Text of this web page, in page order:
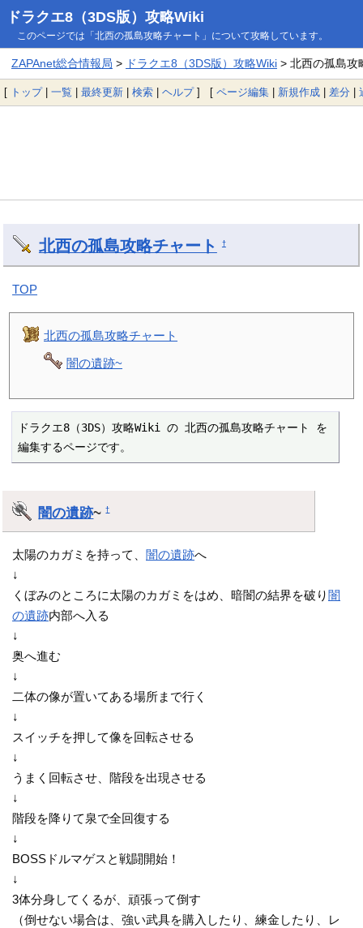
ドラクエ8（3DS版）攻略Wiki
このページでは「北西の孤島攻略チャート」について攻略しています。
ZAPAnet総合情報局 > ドラクエ8（3DS版）攻略Wiki> 北西の孤島攻
[ トップ| 一覧 | 最終更新 | 検索 | ヘルプ] [ ページ編集 | 新規作成 | 差分 |
北西の孤島攻略チャート †
TOP
北西の孤島攻略チャート
闇の遺跡~
ドラクエ8（3DS）攻略Wiki の 北西の孤島攻略チャート を
編集するページです。
闇の遺跡~†
太陽のカガミを持って、 闇の遺跡へ
↓
くぼみのところに太陽のカガミをはめ、暗闇の結界を破り 闇
の遺跡内部へ入る
↓
奥へ進む
↓
二体の像が置いてある場所まで行く
↓
スイッチを押して像を回転させる
↓
うまく回転させ、階段を出現させる
↓
階段を降りて泉で全回復する
↓
BOSSドルマゲスと戦闘開始！
↓
3体分身してくるが、頑張って倒す
（倒せない場合は、強い武具を購入したり、練金したり、レ